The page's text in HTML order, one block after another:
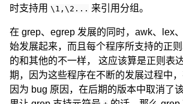
时支持用 \1,\2... 来引用分组。
在 grep、egrep 发展的同时，awk、lex
始发展起来，而且每个程序所支持的正
的和其他的不一样， 这应该算是正则表
期，因为这些程序在不断的发展过程中
因为 bug 原因，在后期的版本中取消了